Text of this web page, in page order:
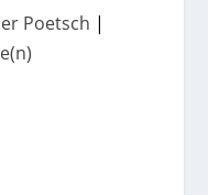
Poetsch |